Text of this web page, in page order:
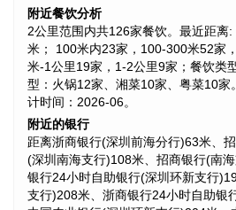
附近餐饮分析
2公里范围内共126家餐饮。最近距离
米； 100米内23家，100-300米52家
米-1公里19家，1-2公里9家；餐饮类
型：火锅12家、湘菜10家、粤菜10
计时间：2026-06。
附近的银行
距离浙商银行(深圳前海分行)63米、
(深圳南海支行)108米、招商银行(南
银行24小时自助银行(深圳环新支行
支行)208米、浙商银行24小时自助银